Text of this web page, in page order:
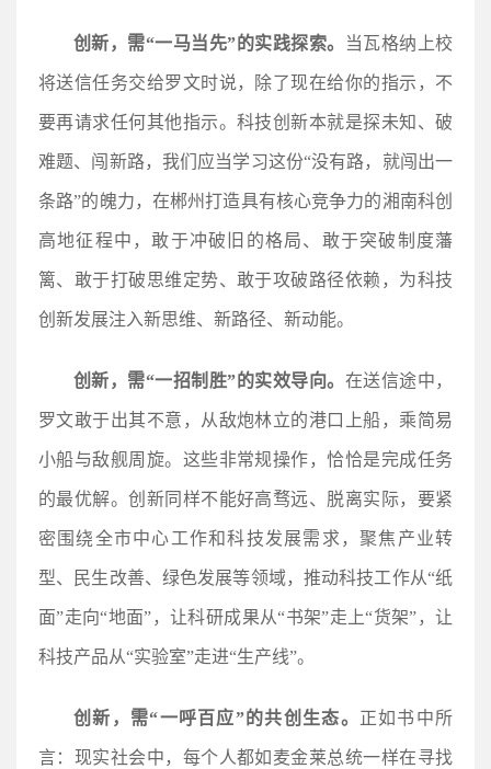
创新，需“一马当先”的实践探索。 当瓦格纳上校
将送信任务交给罗文时说，除了现在给你的指示，不
要再请求任何其他指示。科技创新本就是探未知、破
难题、闯新路，我们应当学习这份“没有路，就闯出一
条路”的魄力，在郴州打造具有核心竞争力的湘南科创
高地征程中，敢于冲破旧的格局、敢于突破制度藩
篱、敢于打破思维定势、敢于攻破路径依赖，为科技
创新发展注入新思维、新路径、新动能。
创新，需“一招制胜”的实效导向。 在送信途中，
罗文敢于出其不意，从敌炮林立的港口上船，乘简易
小船与敌舰周旋。这些非常规操作，恰恰是完成任务
的最优解。创新同样不能好高骛远、脱离实际，要紧
密围绕全市中心工作和科技发展需求，聚焦产业转
型、民生改善、绿色发展等领域，推动科技工作从“纸
面”走向“地面”，让科研成果从“书架”走上“货架”，让
科技产品从“实验室”走进“生产线”。
创新，需“一呼百应”的共创生态。 正如书中所
言：现实社会中，每个人都如麦金莱总统一样在寻找